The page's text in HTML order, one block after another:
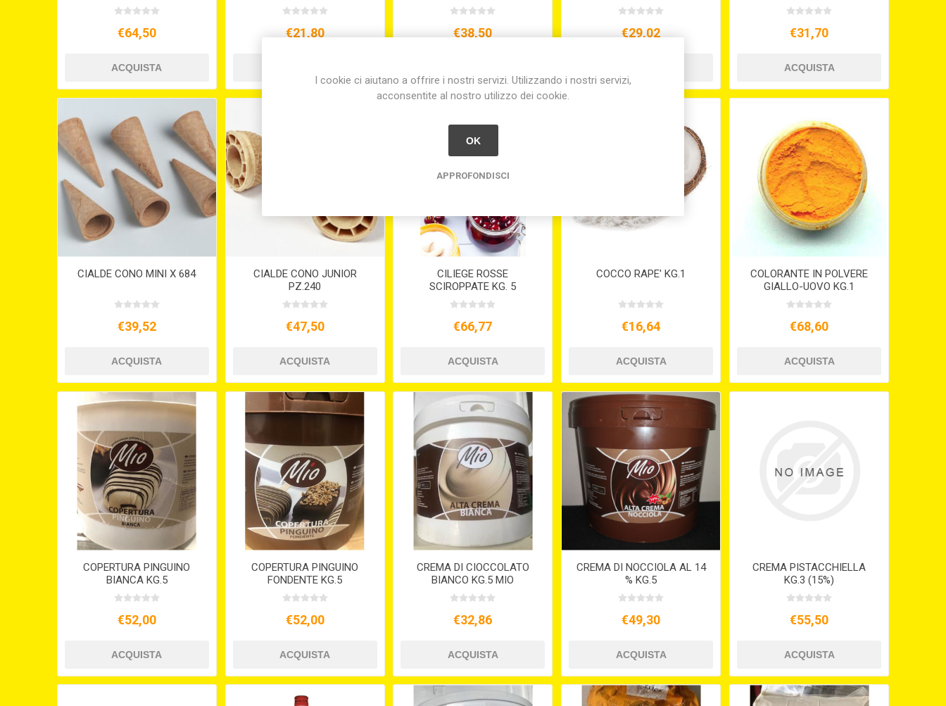
€64,50 €21,80 €38,50 €29,02 €31,70
CIALDE CONO MINI X 684
€39,52
CIALDE CONO JUNIOR
PZ.240
€47,50
CILIEGE ROSSE
SCIROPPATE KG. 5
€66,77
COCCO RAPE' KG.1
€16,64
COLORANTE IN POLVERE
GIALLO-UOVO KG.1
€68,60
COPERTURA PINGUINO
BIANCA KG.5
€52,00
COPERTURA PINGUINO
FONDENTE KG.5
€52,00
CREMA DI CIOCCOLATO
BIANCO KG.5 MIO
€32,86
CREMA DI NOCCIOLA AL 14
% KG.5
€49,30
CREMA PISTACCHIELLA
KG.3 (15%)
€55,50
I cookie ci aiutano a offrire i nostri servizi. Utilizzando i nostri servizi,
acconsentite al nostro utilizzo dei cookie.
OK
APPROFONDISCI